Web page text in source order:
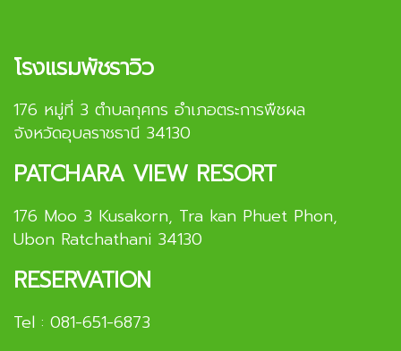
โรงแรมพัชราวิว
176 หมู่ที่ 3 ตำบลกุศกร อำเภอตระการพืชผล
จังหวัดอุบลราชธานี 34130
PATCHARA VIEW RESORT
176 Moo 3 Kusakorn, Tra kan Phuet Phon,
Ubon Ratchathani 34130
RESERVATION
Tel : 081-651-6873